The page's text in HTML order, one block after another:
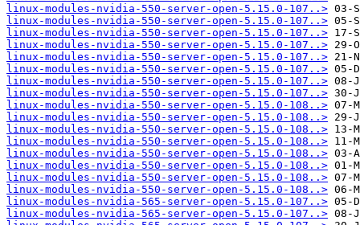
linux-modules-nvidia-550-server-open-5.15.0-107..>
linux-modules-nvidia-550-server-open-5.15.0-107..>
linux-modules-nvidia-550-server-open-5.15.0-107..>
linux-modules-nvidia-550-server-open-5.15.0-107..>
linux-modules-nvidia-550-server-open-5.15.0-107..>
linux-modules-nvidia-550-server-open-5.15.0-107..>
linux-modules-nvidia-550-server-open-5.15.0-107..>
linux-modules-nvidia-550-server-open-5.15.0-107..>
linux-modules-nvidia-550-server-open-5.15.0-108..>
linux-modules-nvidia-550-server-open-5.15.0-108..>
linux-modules-nvidia-550-server-open-5.15.0-108..>
linux-modules-nvidia-550-server-open-5.15.0-108..>
linux-modules-nvidia-550-server-open-5.15.0-108..>
linux-modules-nvidia-550-server-open-5.15.0-108..>
linux-modules-nvidia-550-server-open-5.15.0-108..>
linux-modules-nvidia-550-server-open-5.15.0-108..>
linux-modules-nvidia-565-server-open-5.15.0-107..>
linux-modules-nvidia-565-server-open-5.15.0-107..>